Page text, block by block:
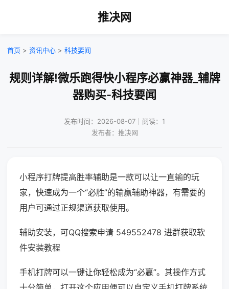
推决网
首页 > 资讯中心 > 科技要闻
规则详解!微乐跑得快小程序必赢神器_辅牌
器购买-科技要闻
发布时间：2026-08-07｜阅读：1
发布者：推决网
小程序打牌提高胜率辅助是一款可以让一直输的玩
家，快速成为一个“必胜”的输赢辅助神器，有需要的
用户可通过正规渠道获取使用。
辅助安装，可QQ搜索申请 549552478 进群获取软
件安装教程
手机打牌可以一键让你轻松成为“必赢”。其操作方式